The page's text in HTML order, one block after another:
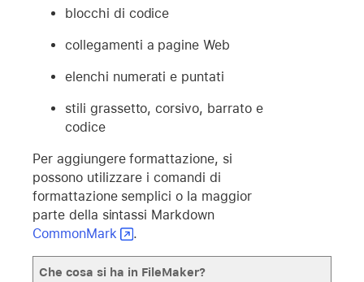
blocchi di codice
collegamenti a pagine Web
elenchi numerati e puntati
stili grassetto, corsivo, barrato e
codice
Per aggiungere formattazione, si
possono utilizzare i comandi di
formattazione semplici o la maggior
parte della sintassi Markdown
CommonMark
.
Che cosa si ha in FileMaker?